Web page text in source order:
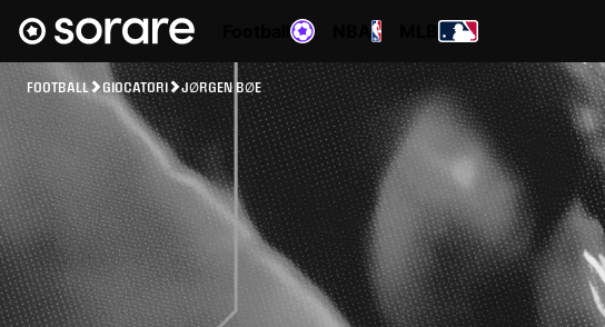
FOOTBALL GIOCATORI JØRGEN BØE